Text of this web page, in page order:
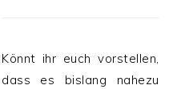
Könnt ihr euch vorstellen,
dass es bislang nahezu